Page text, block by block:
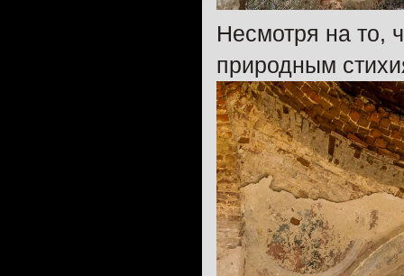
Несмотря на то,
природным